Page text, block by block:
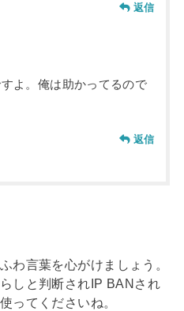
返信
よ。俺は助かってるので
返信
わ言葉を心がけましょう。
しと判断されIP BANされ
ってくださいね。